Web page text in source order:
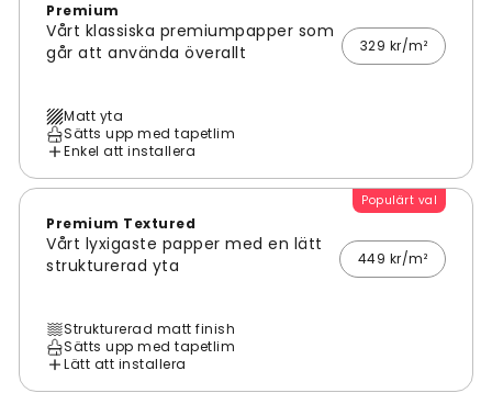
Premium
Vårt klassiska premiumpapper som
går att använda överallt
329 kr/m²
Matt yta
Sätts upp med tapetlim
Enkel att installera
Populärt val
Premium Textured
Vårt lyxigaste papper med en lätt
strukturerad yta
449 kr/m²
Strukturerad matt finish
Sätts upp med tapetlim
Lätt att installera